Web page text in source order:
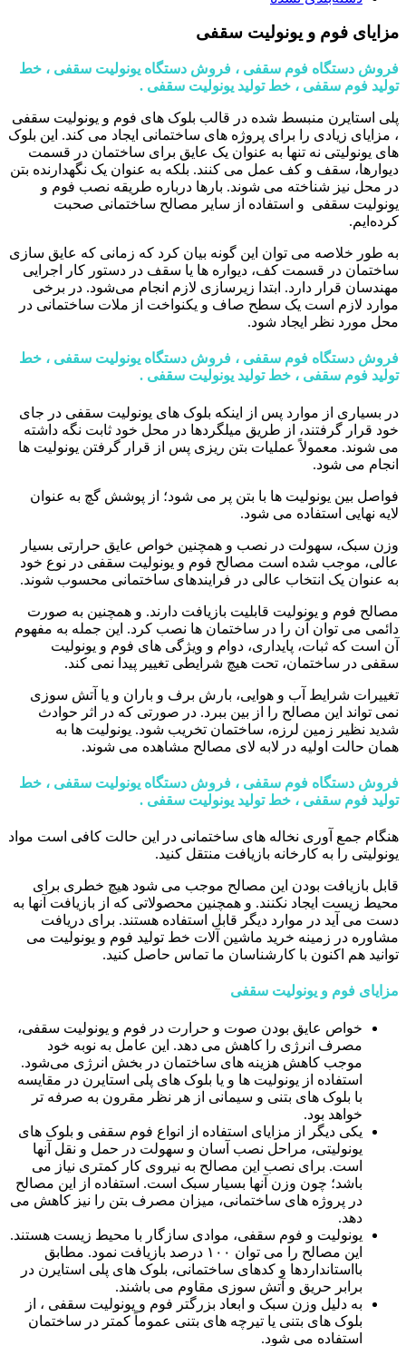
مزایای فوم و یونولیت سقفی
فروش دستگاه فوم سقفی ، فروش دستگاه یونولیت سقفی ، خط
تولید فوم سقفی ، خط تولید یونولیت سقفی .
پلی استایرن منبسط شده در قالب بلوک های فوم و یونولیت سقفی
، مزایای زیادی را برای پروژه های ساختمانی ایجاد می کند. این بلوک
های یونولیتی نه ‌تنها به عنوان یک عایق برای ساختمان در قسمت
دیوارها، سقف و کف عمل می کنند. بلکه به عنوان یک نگهدارنده بتن
در محل نیز شناخته می شوند. بارها درباره طریقه نصب فوم و
یونولیت سقفی و استفاده از سایر مصالح ساختمانی صحبت
کرده‌ایم.
به طور خلاصه می توان این گونه بیان کرد که زمانی که عایق سازی
ساختمان در قسمت کف، دیواره ها یا سقف در دستور کار اجرایی
مهندسان قرار دارد. ابتدا زیرسازی لازم انجام می‌شود. در برخی
موارد لازم است یک سطح صاف و یکنواخت از ملات ساختمانی در
محل مورد نظر ایجاد شود.
فروش دستگاه فوم سقفی ، فروش دستگاه یونولیت سقفی ، خط
تولید فوم سقفی ، خط تولید یونولیت سقفی .
در بسیاری از موارد پس از اینکه بلوک های یونولیت سقفی در جای
خود قرار گرفتند، از طریق میلگردها در محل خود ثابت نگه داشته
می شوند. معمولاً عملیات بتن ریزی پس از قرار گرفتن یونولیت ها
انجام می شود.
فواصل بین یونولیت ها با بتن پر می شود؛ از پوشش گچ به عنوان
لایه نهایی استفاده می شود.
وزن سبک، سهولت در نصب و همچنین خواص عایق حرارتی بسیار
عالی، موجب شده است مصالح فوم و یونولیت سقفی در نوع خود
به عنوان یک انتخاب عالی در فرایندهای ساختمانی محسوب شوند.
مصالح فوم و یونولیت قابلیت بازیافت دارند. و همچنین به صورت
دائمی می توان آن را در ساختمان ها نصب کرد. این جمله به مفهوم
آن است که ثبات، پایداری، دوام و ویژگی های فوم و یونولیت
سقفی در ساختمان، تحت هیچ شرایطی تغییر پیدا نمی کند.
تغییرات شرایط آب و هوایی، بارش برف و باران و یا آتش سوزی
نمی تواند این مصالح را از بین ببرد. در صورتی که در اثر حوادث
شدید نظیر زمین لرزه، ساختمان تخریب شود. یونولیت ها به
همان حالت اولیه در لابه لای مصالح مشاهده می شوند.
فروش دستگاه فوم سقفی ، فروش دستگاه یونولیت سقفی ، خط
تولید فوم سقفی ، خط تولید یونولیت سقفی .
هنگام جمع آوری نخاله های ساختمانی در این حالت کافی است مواد
یونولیتی را به کارخانه بازیافت منتقل کنید.
قابل بازیافت بودن این مصالح موجب می شود هیچ خطری برای
محیط زیست ایجاد نکنند. و همچنین محصولاتی که از بازیافت آنها به
دست می آید در موارد دیگر قابل استفاده هستند. برای دریافت
مشاوره در زمینه خرید ماشین آلات خط تولید فوم و یونولیت می
توانید هم اکنون با کارشناسان ما تماس حاصل کنید.
مزایای فوم و یونولیت سقفی
خواص عایق بودن صوت و حرارت در فوم و یونولیت سقفی،
مصرف انرژی را کاهش می دهد. این عامل به نوبه خود
موجب کاهش هزینه ‌های ساختمان در بخش انرژی می‌شود.
استفاده از یونولیت ها و یا بلوک های پلی استایرن در مقایسه
با بلوک های بتنی و سیمانی از هر نظر مقرون به صرفه تر
خواهد بود.
یکی دیگر از مزایای استفاده از انواع فوم سقفی و بلوک های
یونولیتی، مراحل نصب آسان و سهولت در حمل و نقل آنها
است. برای نصب این مصالح به نیروی کار کمتری نیاز می
باشد؛ چون وزن آنها بسیار سبک است. استفاده از این مصالح
در پروژه های ساختمانی، میزان مصرف بتن را نیز کاهش می
دهد.
یونولیت و فوم سقفی، موادی سازگار با محیط زیست هستند.
این مصالح را می توان ۱۰۰ درصد بازیافت نمود. مطابق
بااستانداردها و کدهای ساختمانی، بلوک های پلی استایرن در
برابر حریق و آتش سوزی مقاوم می باشند.
به دلیل وزن سبک و ابعاد بزرگتر فوم و یونولیت سقفی ، از
بلوک های بتنی یا تیرچه های بتنی عموماً کمتر در ساختمان
استفاده می شود.